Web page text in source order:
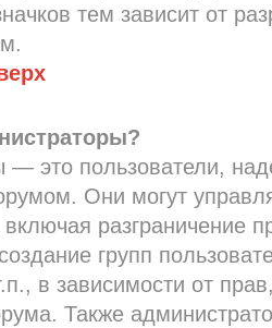
тем зависит от
— это пользователи,
Они могут
разграничение
групп
в зависимости от
Также